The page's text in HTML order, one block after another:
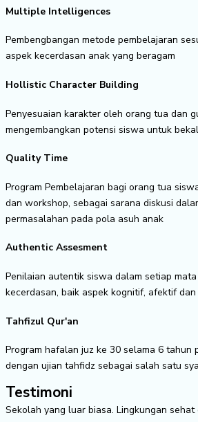
Multiple Intelligences
Pembengbangan metode pembelajaran
aspek kecerdasan anak yang beragam
Hollistic Character Building
Penyesuaian karakter oleh orang tua dan
mengembangkan potensi siswa untuk
Quality Time
Program Pembelajaran bagi orang tua
dan workshop, sebagai sarana diskusi
permasalahan pada pola asuh anak
Authentic Assesment
Penilaian autentik siswa dalam setiap
kecerdasan, baik aspek kognitif, afektif
Tahfizul Qur'an
Program hafalan juz ke 30 selama 6 tahun
dengan ujian tahfidz sebagai salah satu
Testimoni
Sekolah yang luar biasa. Lingkungan sehat